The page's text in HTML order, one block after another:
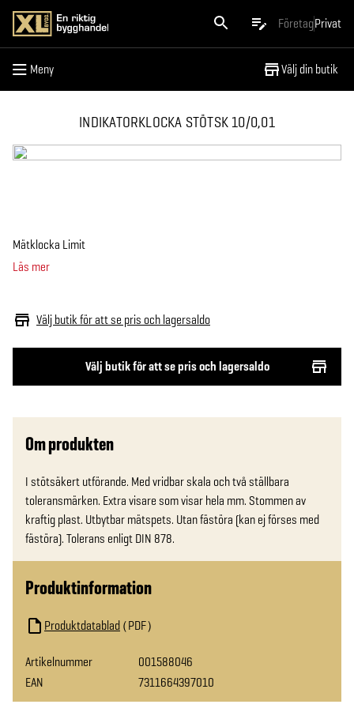
FöretagPrivat
Meny Välj din butik
Meny
INDIKATORKLOCKA STÖTSK 10/0,01
Välj butik för att se pris och lagersaldo
Välj butik för att se pris och lagersaldo
Mätklocka Limit
Läs mer
Om produkten
I stötsäkert utförande. Med vridbar skala och två ställbara
toleransmärken. Extra visare som visar hela mm. Stommen av
kraftig plast. Utbytbar mätspets. Utan fästöra (kan ej förses med
fästöra). Tolerans enligt DIN 878.
Produktinformation
Produktdatablad PDF
Artikelnummer
001588046
EAN
7311664397010